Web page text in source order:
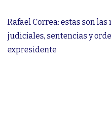
Rafael Correa: estas son
judiciales, sentencias y
expresidente